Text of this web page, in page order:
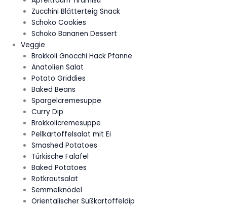
Zucchini Blätterteig Snack
Schoko Cookies
Schoko Bananen Dessert
Veggie
Brokkoli Gnocchi Hack Pfanne
Anatolien Salat
Potato Griddies
Baked Beans
Spargelcremesuppe
Curry Dip
Brokkolicremesuppe
Pellkartoffelsalat mit Ei
Smashed Potatoes
Türkische Falafel
Baked Potatoes
Rotkrautsalat
Semmelknödel
Orientalischer Süßkartoffeldip